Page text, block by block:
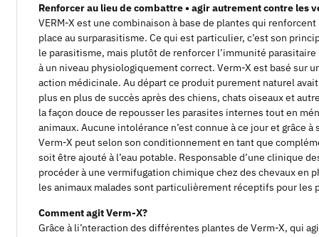
Renforcer au lieu de combattre • agir autrement contre les
VERM-X est une combinaison à base de plantes qui
place au surparasitisme. Ce qui est particulier, c’est son
le parasitisme, mais plutôt de renforcer l’immunité
à un niveau physiologiquement correct. Verm-X est basé sur
action médicinale. Au départ ce produit purement naturel
plus en plus de succès après des chiens, chats oiseaux et
la façon douce de repousser les parasites internes tout en
animaux. Aucune intolérance n’est connue à ce jour et grâce
Verm-X peut selon son conditionnement en tant que
soit être ajouté à l’eau potable. Responsable d’une clinique
procéder à une vermifugation chimique chez des chevaux en
les animaux malades sont particulièrement réceptifs pour
Comment agit Verm-X?
Grâce à li’nteraction des différentes plantes de Verm-X, qui